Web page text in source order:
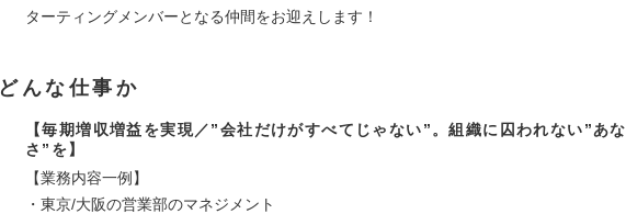
ターティングメンバーとなる仲間をお迎えします！
どんな仕事か
【毎期増収増益を実現／”会社だけがすべてじゃない”。組織に囚われない”あ
さ”を】
【業務内容一例】
・東京/大阪の営業部のマネジメント